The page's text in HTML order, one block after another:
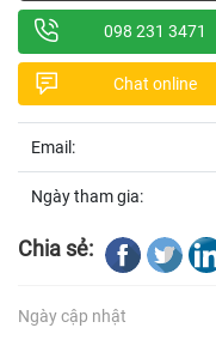
098 231 3471
Chat online
Email:
Ngày tham gia:
Chia sẻ:
Ngày cập nhật